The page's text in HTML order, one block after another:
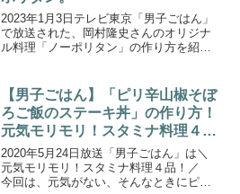
2023年1月3日テレビ東京「男子ごはん」
で放送された、岡村隆史さんのオリジナ
ル料理「ノーポリタン」の作り方を紹介
ケを行い”究極のかつお節・本枯節”と”究
極の豚肉...
【男子ごはん】「ピリ辛山椒そぼ
ろご飯のステーキ丼」の作り方！
元気モリモリ！スタミナ料理４品
(2020.5.24)
2020年5月24日放送「男子ごはん」は＼
元気モリモリ！スタミナ料理４品！／
今回は、元気がない、そんなときにピッ